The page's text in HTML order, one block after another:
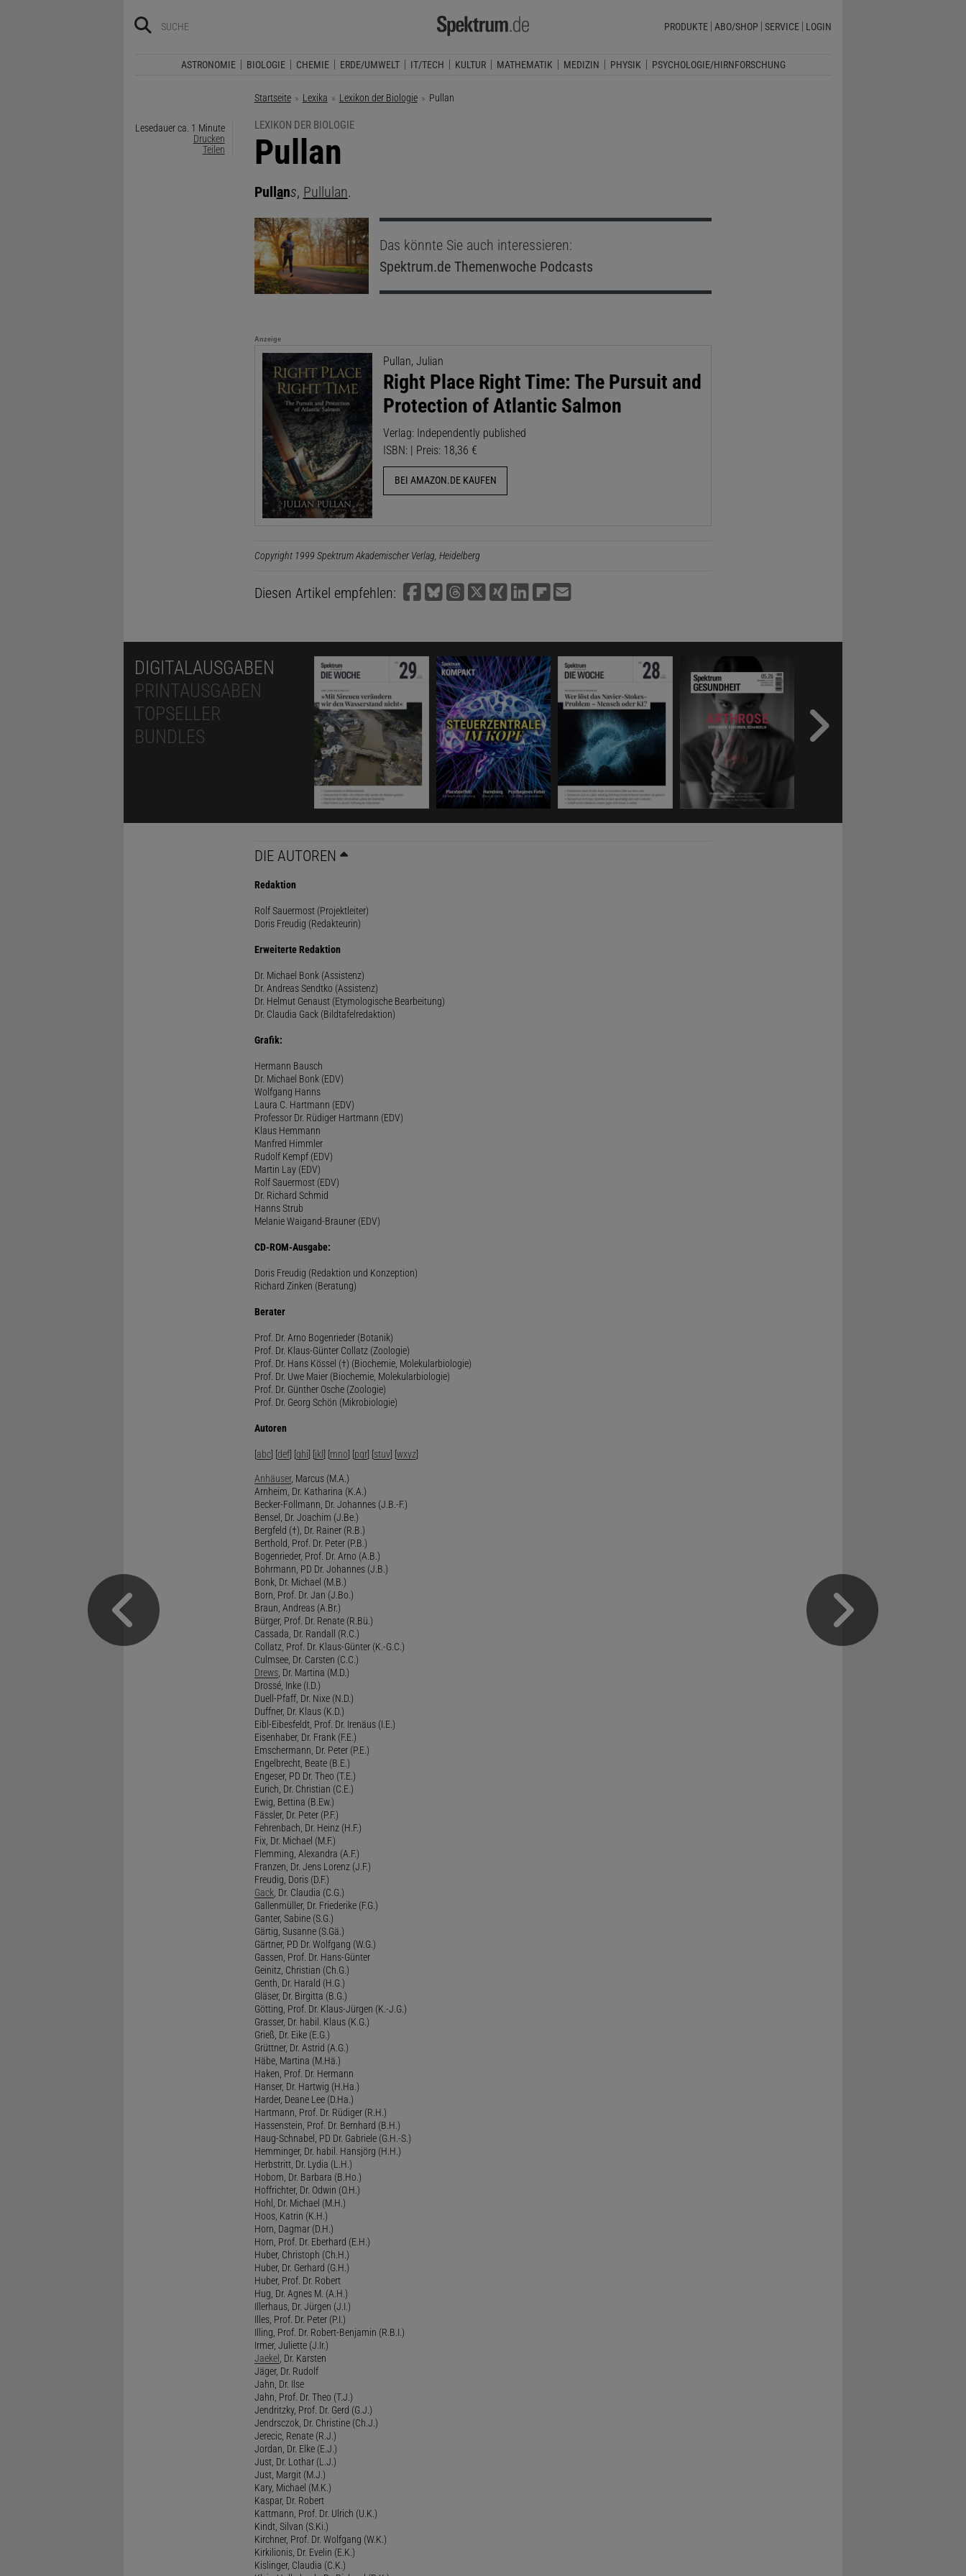
PRODUKTE ABO/SHOP SERVICE LOGIN
ASTRONOMIE BIOLOGIE CHEMIE ERDE/UMWELT IT/TECH KULTUR MATHEMATIK MEDIZIN PHYSIK PSYCHOLOGIE/HIRNFORSCHUNG
Startseite Lexika Lexikon der Biologie Aktuelle Seite:
Pullan
Lesedauer ca. 1 Minute
Drucken
Teilen
LEXIKON DER BIOLOGIE
:
Pullan
Pullans, Pullulan.
Das könnte Sie auch interessieren:
Spektrum.deThemenwoche Podcasts
Anzeige
Pullan, Julian
Right Place Right Time: The Pursuit and
Protection of Atlantic Salmon
Verlag: Independently published
ISBN: | Preis: 18,36 €
BEI AMAZON.DE KAUFEN
Copyright 1999 Spektrum Akademischer Verlag, Heidelberg
Diesen Artikel empfehlen:
DIGITALAUSGABEN
PRINTAUSGABEN
TOPSELLER
BUNDLES
DIE AUTOREN
Redaktion
Rolf Sauermost (Projektleiter)
Doris Freudig (Redakteurin)
Erweiterte Redaktion
Dr. Michael Bonk (Assistenz)
Dr. Andreas Sendtko (Assistenz)
Dr. Helmut Genaust (Etymologische Bearbeitung)
Dr. Claudia Gack (Bildtafelredaktion)
Grafik:
Hermann Bausch
Dr. Michael Bonk (EDV)
Wolfgang Hanns
Laura C. Hartmann (EDV)
Professor Dr. Rüdiger Hartmann (EDV)
Klaus Hemmann
Manfred Himmler
Rudolf Kempf (EDV)
Martin Lay (EDV)
Rolf Sauermost (EDV)
Dr. Richard Schmid
Hanns Strub
Melanie Waigand-Brauner (EDV)
CD-ROM-Ausgabe:
Doris Freudig (Redaktion und Konzeption)
Richard Zinken (Beratung)
Berater
Prof. Dr. Arno Bogenrieder (Botanik)
Prof. Dr. Klaus-Günter Collatz (Zoologie)
Prof. Dr. Hans Kössel (†) (Biochemie, Molekularbiologie)
Prof. Dr. Uwe Maier (Biochemie, Molekularbiologie)
Prof. Dr. Günther Osche (Zoologie)
Prof. Dr. Georg Schön (Mikrobiologie)
Autoren
[abc] [def] [ghi] [jkl] [mno] [pqr] [stuv] [wxyz]
Anhäuser, Marcus (M.A.)
Arnheim, Dr. Katharina (K.A.)
Becker-Follmann, Dr. Johannes (J.B.-F.)
Bensel, Dr. Joachim (J.Be.)
Bergfeld (†), Dr. Rainer (R.B.)
Berthold, Prof. Dr. Peter (P.B.)
Bogenrieder, Prof. Dr. Arno (A.B.)
Bohrmann, PD Dr. Johannes (J.B.)
Bonk, Dr. Michael (M.B.)
Born, Prof. Dr. Jan (J.Bo.)
Braun, Andreas (A.Br.)
Bürger, Prof. Dr. Renate (R.Bü.)
Cassada, Dr. Randall (R.C.)
Collatz, Prof. Dr. Klaus-Günter (K.-G.C.)
Culmsee, Dr. Carsten (C.C.)
Drews, Dr. Martina (M.D.)
Drossé, Inke (I.D.)
Duell-Pfaff, Dr. Nixe (N.D.)
Duffner, Dr. Klaus (K.D.)
Eibl-Eibesfeldt, Prof. Dr. Irenäus (I.E.)
Eisenhaber, Dr. Frank (F.E.)
Emschermann, Dr. Peter (P.E.)
Engelbrecht, Beate (B.E.)
Engeser, PD Dr. Theo (T.E.)
Eurich, Dr. Christian (C.E.)
Ewig, Bettina (B.Ew.)
Fässler, Dr. Peter (P.F.)
Fehrenbach, Dr. Heinz (H.F.)
Fix, Dr. Michael (M.F.)
Flemming, Alexandra (A.F.)
Franzen, Dr. Jens Lorenz (J.F.)
Freudig, Doris (D.F.)
Gack, Dr. Claudia (C.G.)
Gallenmüller, Dr. Friederike (F.G.)
Ganter, Sabine (S.G.)
Gärtig, Susanne (S.Gä.)
Gärtner, PD Dr. Wolfgang (W.G.)
Gassen, Prof. Dr. Hans-Günter
Geinitz, Christian (Ch.G.)
Genth, Dr. Harald (H.G.)
Gläser, Dr. Birgitta (B.G.)
Götting, Prof. Dr. Klaus-Jürgen (K.-J.G.)
Grasser, Dr. habil. Klaus (K.G.)
Grieß, Dr. Eike (E.G.)
Grüttner, Dr. Astrid (A.G.)
Häbe, Martina (M.Hä.)
Haken, Prof. Dr. Hermann
Hanser, Dr. Hartwig (H.Ha.)
Harder, Deane Lee (D.Ha.)
Hartmann, Prof. Dr. Rüdiger (R.H.)
Hassenstein, Prof. Dr. Bernhard (B.H.)
Haug-Schnabel, PD Dr. Gabriele (G.H.-S.)
Hemminger, Dr. habil. Hansjörg (H.H.)
Herbstritt, Dr. Lydia (L.H.)
Hobom, Dr. Barbara (B.Ho.)
Hoffrichter, Dr. Odwin (O.H.)
Hohl, Dr. Michael (M.H.)
Hoos, Katrin (K.H.)
Horn, Dagmar (D.H.)
Horn, Prof. Dr. Eberhard (E.H.)
Huber, Christoph (Ch.H.)
Huber, Dr. Gerhard (G.H.)
Huber, Prof. Dr. Robert
Hug, Dr. Agnes M. (A.H.)
Illerhaus, Dr. Jürgen (J.I.)
Illes, Prof. Dr. Peter (P.I.)
Illing, Prof. Dr. Robert-Benjamin (R.B.I.)
Irmer, Juliette (J.Ir.)
Jaekel , Dr. Karsten
Jäger, Dr. Rudolf
Jahn, Dr. Ilse
Jahn, Prof. Dr. Theo (T.J.)
Jendritzky, Prof. Dr. Gerd (G.J.)
Jendrsczok, Dr. Christine (Ch.J.)
Jerecic, Renate (R.J.)
Jordan, Dr. Elke (E.J.)
Just, Dr. Lothar (L.J.)
Just, Margit (M.J.)
Kary, Michael (M.K.)
Kaspar, Dr. Robert
Kattmann, Prof. Dr. Ulrich (U.K.)
Kindt, Silvan (S.Ki.)
Kirchner, Prof. Dr. Wolfgang (W.K.)
Kirkilionis, Dr. Evelin (E.K.)
Kislinger, Claudia (C.K.)